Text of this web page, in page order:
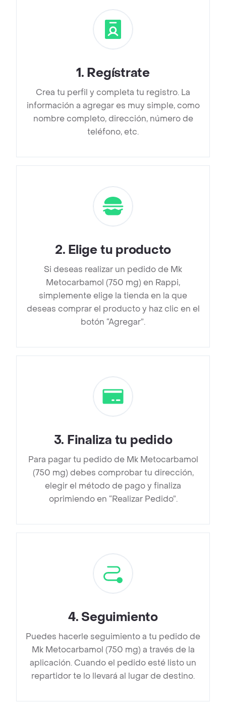
1. Regístrate
Crea tu perfil y completa tu registro. La
información a agregar es muy simple, como
nombre completo, dirección, número de
teléfono, etc.
2. Elige tu producto
Si deseas realizar un pedido de Mk
Metocarbamol (750 mg) en Rappi,
simplemente elige la tienda en la que
deseas comprar el producto y haz clic en el
botón “Agregar”.
3. Finaliza tu pedido
Para pagar tu pedido de Mk Metocarbamol
(750 mg) debes comprobar tu dirección,
elegir el método de pago y finaliza
oprimiendo en “Realizar Pedido”.
4. Seguimiento
Puedes hacerle seguimiento a tu pedido de
Mk Metocarbamol (750 mg) a través de la
aplicación. Cuando el pedido esté listo un
repartidor te lo llevará al lugar de destino.